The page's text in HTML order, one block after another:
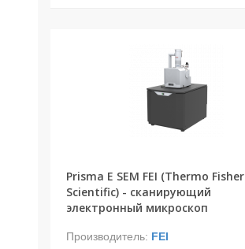
Prisma E SEM FEI (Thermo Fisher
Scientific) - сканирующий
электронный микроскоп
Производитель: FEI